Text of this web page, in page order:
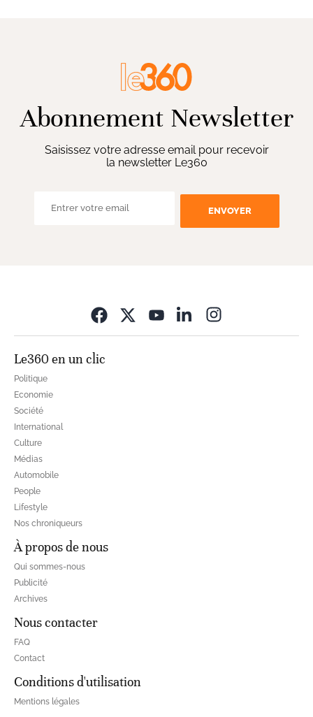
Abonnement Newsletter
Saisissez votre adresse email pour recevoir
la newsletter Le360
ENVOYER
Le360 en un clic
Politique
Economie
Société
International
Culture
Médias
Automobile
People
Lifestyle
Nos chroniqueurs
À propos de nous
Qui sommes-nous
Publicité
Archives
Nous contacter
FAQ
Contact
Conditions d'utilisation
Mentions légales